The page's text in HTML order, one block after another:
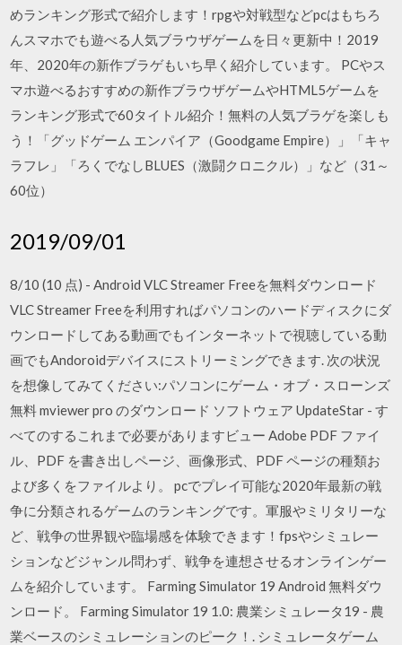
めランキング形式で紹介します！rpgや対戦型などpcはもちろ
んスマホでも遊べる人気ブラウザゲームを日々更新中！2019
年、2020年の新作ブラゲもいち早く紹介しています。 PCやス
マホ遊べるおすすめの新作ブラウザゲームやHTML5ゲームを
ランキング形式で60タイトル紹介！無料の人気ブラゲを楽しも
う！「グッドゲーム エンパイア（Goodgame Empire）」「キャ
ラフレ」「ろくでなしBLUES（激闘クロニクル）」など（31～
60位）
2019/09/01
8/10 (10 点) - Android VLC Streamer Freeを無料ダウンロード
VLC Streamer Freeを利用すればパソコンのハードディスクにダ
ウンロードしてある動画でもインターネットで視聴している動
画でもAndoroidデバイスにストリーミングできます. 次の状況
を想像してみてください:パソコンにゲーム・オブ・スローンズ
無料 mviewer pro のダウンロード ソフトウェア UpdateStar - す
べてのするこれまで必要がありますビュー Adobe PDF ファイ
ル、PDF を書き出しページ、画像形式、PDF ページの種類お
よび多くをファイルより。 pcでプレイ可能な2020年最新の戦
争に分類されるゲームのランキングです。軍服やミリタリーな
ど、戦争の世界観や臨場感を体験できます！fpsやシミュレー
ションなどジャンル問わず、戦争を連想させるオンラインゲー
ムを紹介しています。 Farming Simulator 19 Android 無料ダウ
ンロード。 Farming Simulator 19 1.0: 農業シミュレータ19 - 農
業ベースのシミュレーションのピーク！. シミュレータゲーム